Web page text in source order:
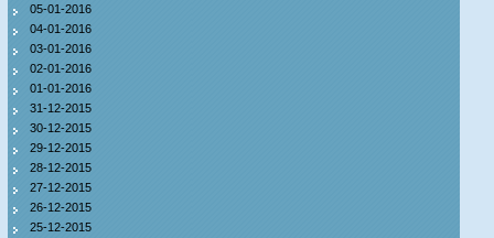
05-01-2016
04-01-2016
03-01-2016
02-01-2016
01-01-2016
31-12-2015
30-12-2015
29-12-2015
28-12-2015
27-12-2015
26-12-2015
25-12-2015